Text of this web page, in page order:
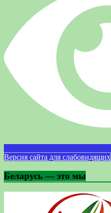
Версия сайта для слабовидящих
Беларусь — это мы